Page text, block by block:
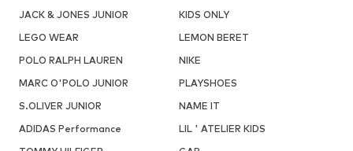
JACK & JONES JUNIOR
KIDS ONLY
LEGO WEAR
LEMON BERET
POLO RALPH LAUREN
NIKE
MARC O'POLO JUNIOR
PLAYSHOES
S.OLIVER JUNIOR
NAME IT
ADIDAS Performance
LIL ' ATELIER KIDS